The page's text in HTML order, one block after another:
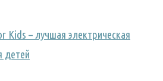
Kids – лучшая электрическая
детей